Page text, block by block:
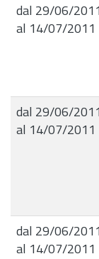
dal 29/06/2011
al 14/07/2011
dal 29/06/2011
al 14/07/2011
dal 29/06/2011
al 14/07/2011